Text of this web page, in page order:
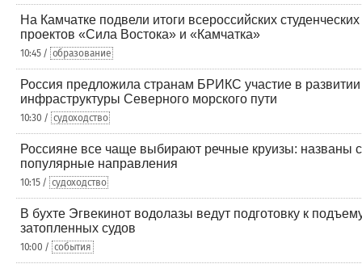
На Камчатке подвели итоги всероссийских
проектов «Сила Востока» и «Камчатка»
10:45 / образование
Россия предложила странам БРИКС участие в развитии
инфраструктуры Северного морского пути
10:30 / судоходство
Россияне все чаще выбирают речные круизы: названы
популярные направления
10:15 / судоходство
В бухте Эгвекинот водолазы ведут подготовку к
затопленных судов
10:00 / события